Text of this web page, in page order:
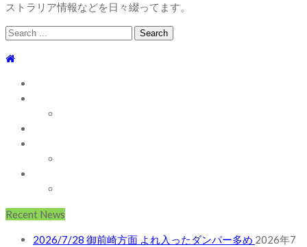
ストラリア情報などを日々綴ってます。
Search
Recent News
2026/7/28 御前崎方面 よれ入ったダンパー多め 2026年7